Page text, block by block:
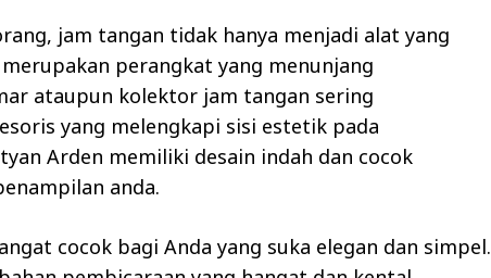
jam tangan tidak hanya menjadi alat yang
perangkat yang menunjang
ataupun kolektor jam tangan sering
yang melengkapi sisi estetik pada
Arden memiliki desain indah dan cocok
anda.
cocok bagi Anda yang suka elegan dan simpel.